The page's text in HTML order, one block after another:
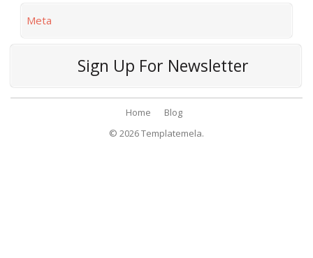
Meta
Sign Up For Newsletter
Home
Blog
© 2026Templatemela.